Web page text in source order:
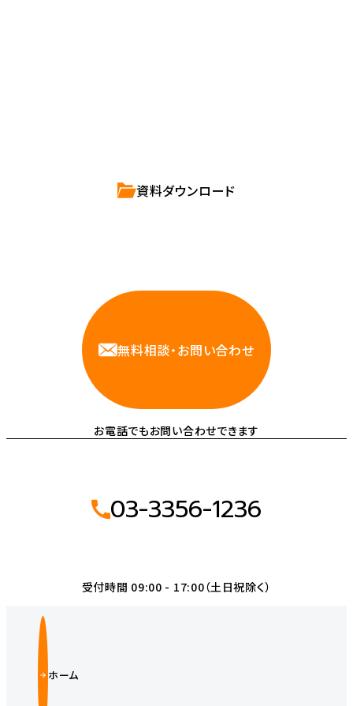
資料ダウンロード
無料相談・お問い合わせ
お電話でもお問い合わせできます
03-3356-1236
受付時間 09:00 - 17:00（土日祝除く）
ホーム